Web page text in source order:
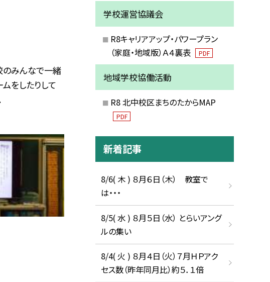
のみんなで一緒
をしたりして
学校運営協議会
R8キャリアアップ・パワープラン
（家庭・地域版）Ａ４裏表
PDF
地域学校協働活動
R8 北中校区まちのたからMAP
PDF
新着記事
8/6( 木 ) ８月６日（木） 教室で
は・・・
8/5( 水 ) ８月５日（水） とらいアング
ルの集い
8/4( 火 ) ８月４日（火）７月ＨＰアク
セス数（昨年同月比）約５．１倍